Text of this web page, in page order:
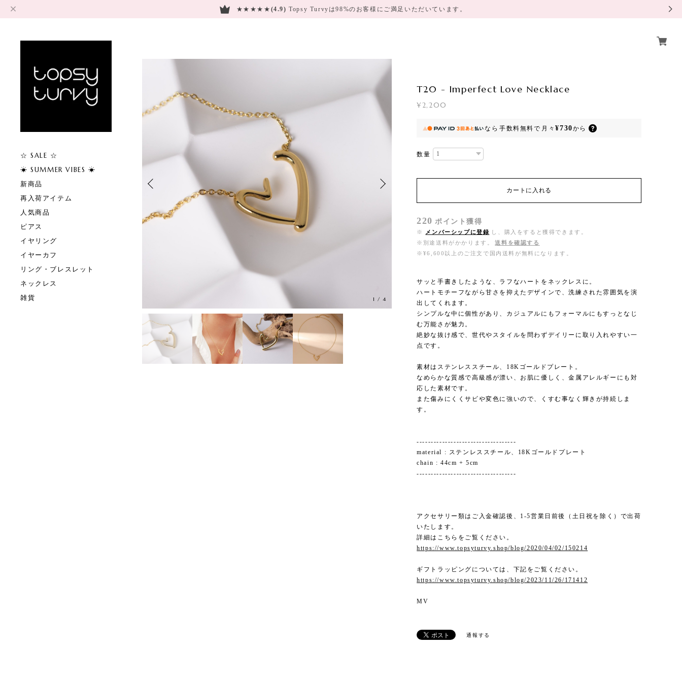
★★★★★ (4.9) Topsy Turvyは98%のお客様にご満足いただいています。
☆ SALE ☆
☀︎ SUMMER VIBES ☀︎
新商品
再入荷アイテム
人気商品
ピアス
イヤリング
イヤーカフ
リング・ブレスレット
ネックレス
雑貨
1 /4
T20 - Imperfect Love Necklace
¥2,200
なら 手数料無料で 月々¥730から
数量
カートに入れる
220 ポイント獲得
※ メンバーシップに登録
し、購入をすると獲得できます。
※別途送料がかかります。
送料を確認する
※¥6,600以上のご注文で国内送料が無料になります。
サッと手書きしたような、ラフなハートをネックレスに。
ハートモチーフながら甘さを抑えたデザインで、洗練された雰囲気を演
出してくれます。
シンプルな中に個性があり、カジュアルにもフォーマルにもすっとなじ
む万能さが魅力。
絶妙な抜け感で、世代やスタイルを問わずデイリーに取り入れやすい一
点です。
素材はステンレススチール、18Kゴールドプレート。
なめらかな質感で高級感が漂い、お肌に優しく、金属アレルギーにも対
応した素材です。
また傷みにくくサビや変色に強いので、くすむ事なく輝きが持続しま
す。
-----------------------------------
material : ステンレススチール、18Kゴールドプレート
chain : 44cm + 5cm
-----------------------------------
アクセサリー類はご入金確認後、1-5営業日前後（土日祝を除く）で出荷
いたします。
詳細はこちらをご覧ください。
https://www.topsyturvy.shop/blog/2020/04/02/150214
ギフトラッピングについては、下記をご覧ください。
https://www.topsyturvy.shop/blog/2023/11/26/171412
MV
通報する